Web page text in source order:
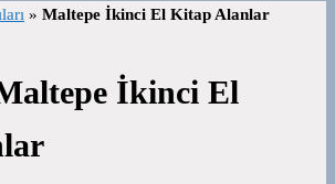
» Maltepe İkinci El Kitap Alanlar
İkinci El